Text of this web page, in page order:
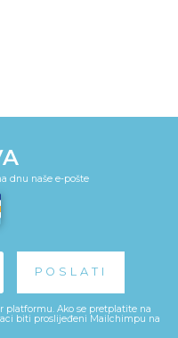
dnu naše e-pošte
platformu. Ako se pretplatite na
biti proslijeđeni Mailchimpu na